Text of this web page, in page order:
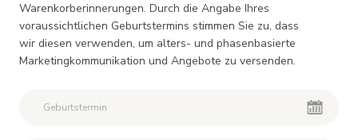
Warenkorberinnerungen. Durch die Angabe Ihres
voraussichtlichen Geburtstermins stimmen Sie zu, dass
wir diesen verwenden, um alters- und phasenbasierte
Marketingkommunikation und Angebote zu versenden.
Zweiter Vorname